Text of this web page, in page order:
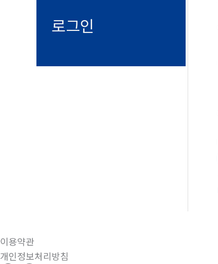
로그인
이용약관
개인정보처리방침